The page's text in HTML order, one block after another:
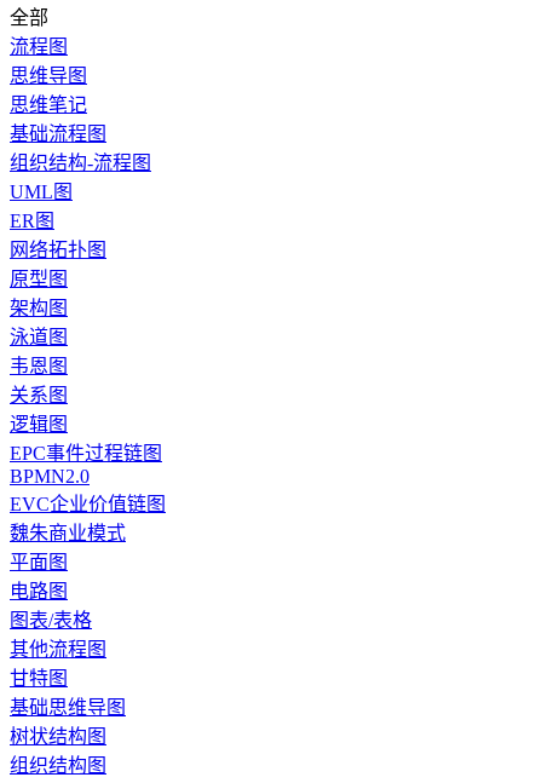
全部
流程图
思维导图
思维笔记
基础流程图
组织结构-流程图
UML图
ER图
网络拓扑图
原型图
架构图
泳道图
韦恩图
关系图
逻辑图
EPC事件过程链图
BPMN2.0
EVC企业价值链图
魏朱商业模式
平面图
电路图
图表/表格
其他流程图
甘特图
基础思维导图
树状结构图
组织结构图